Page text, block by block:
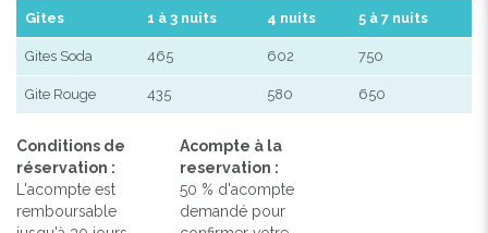
Gites 1 à 3 nuits 4 nuits 5 à 7 nuits
Gites Soda 465 602 750
Gite Rouge 435 580 650
Conditions de
réservation :
L'acompte est
remboursable
Acompte à la
reservation :
50 % d'acompte
demandé pour